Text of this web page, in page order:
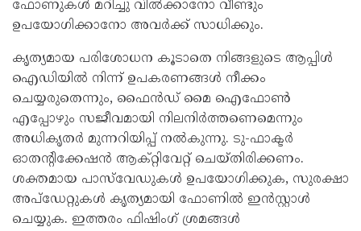
ഫോണുകൾ മറിച്ചു വിൽക്കാനോ വീണ്ടും
ഉപയോഗിക്കാനോ അവർക്ക് സാധിക്കും.
കൃത്യമായ പരിശോധന കൂടാതെ നിങ്ങളുടെ ആപ്പിൾ
ഐഡിയിൽ നിന്ന് ഉപകരണങ്ങൾ നീക്കം
ചെയ്യരുതെന്നും, ഫൈൻഡ് മൈ ഐഫോൺ
എപ്പോഴും സജീവമായി നിലനിർത്തണെമെന്നും
അധികൃതർ മുന്നറിയിപ്പ് നൽകുന്നു. ടു-ഫാക്ടർ
ഓതന്റിക്കേഷൻ ആക്റ്റിവേറ്റ് ചെ‍യ്തിരിക്കണം.
ശക്തമായ പാസ്‌വേഡുകൾ ഉപയോഗിക്കുക, സുരക്ഷാ
അപ്‌ഡേറ്റുകൾ കൃത്യമായി ഫോണിൽ ഇൻസ്റ്റാൾ
ചെയ്യുക. ഇത്തരം ഫിഷിംഗ് ശ്രമങ്ങൾ